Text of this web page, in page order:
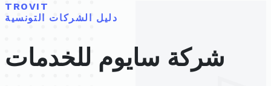
TROVIT
دليل الشركات التونسية
شركة سايوم للخدمات